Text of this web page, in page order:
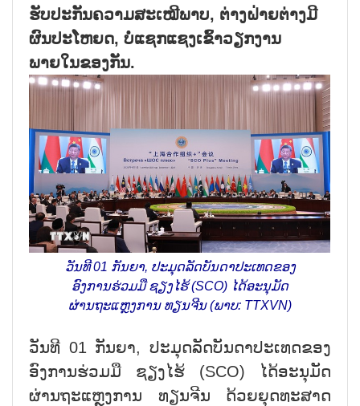
ຮັບປະກັນຄວາມສະເໝີພາບ, ຕ່າງຝ່າຍຕ່າງມີ
ຜົນປະໂຫຍດ, ບໍ່ແຊກແຊງເຂົ້າວຽກງານ
ພາຍໃນຂອງກັນ.
ວັນທີ 01 ກັນຍາ, ປະມຸດລັດບັນດາປະເທດຂອງ
ອົງການຮ່ວມມື ຊຽງໄຮ້ (SCO) ໄດ້ອະນຸມັດ
ຜ່ານຖະແຫຼງການ ທຽນຈີນ (ພາບ: TTXVN)
ວັນທີ 01 ກັນຍາ, ປະມຸດລັດບັນດາປະເທດຂອງ
ອົງການຮ່ວມມື ຊຽງໄຮ້ (SCO) ໄດ້ອະນຸມັດ
ຜ່ານຖະແຫຼງການ ທຽນຈີນ ດ້ວຍຍຸດທະສາດ